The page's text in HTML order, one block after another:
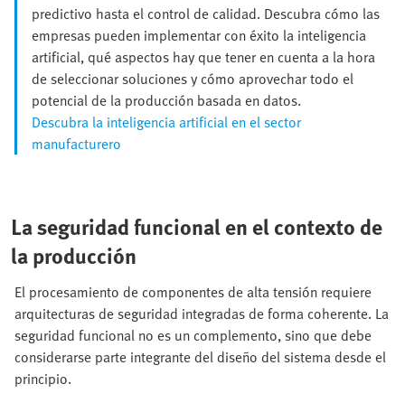
predictivo hasta el control de calidad. Descubra cómo las
empresas pueden implementar con éxito la inteligencia
artificial, qué aspectos hay que tener en cuenta a la hora
de seleccionar soluciones y cómo aprovechar todo el
potencial de la producción basada en datos.
Descubra la inteligencia artificial en el sector
manufacturero
La seguridad funcional en el contexto de
la producción
El procesamiento de componentes de alta tensión requiere
arquitecturas de seguridad integradas de forma coherente. La
seguridad funcional no es un complemento, sino que debe
considerarse parte integrante del diseño del sistema desde el
principio.